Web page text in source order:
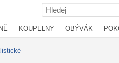
KOUPELNY OBÝVÁK